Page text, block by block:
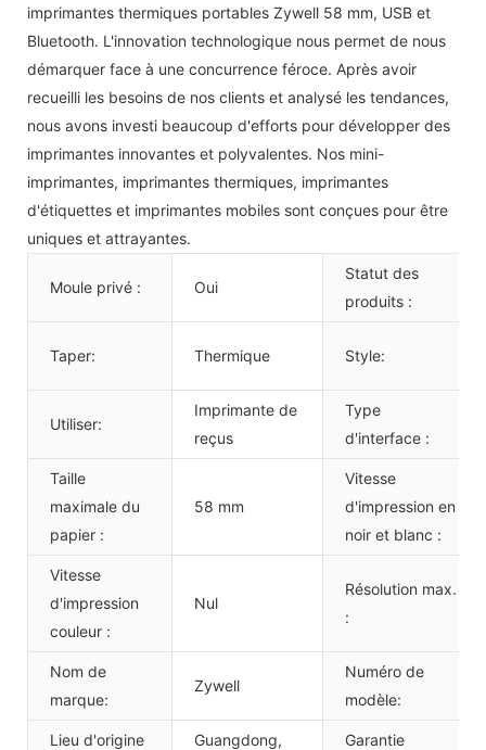
imprimantes thermiques portables Zywell 58 mm, USB et
Bluetooth. L'innovation technologique nous permet de nous
démarquer face à une concurrence féroce. Après avoir
recueilli les besoins de nos clients et analysé les tendances,
nous avons investi beaucoup d'efforts pour développer des
imprimantes innovantes et polyvalentes. Nos mini-
imprimantes, imprimantes thermiques, imprimantes
d'étiquettes et imprimantes mobiles sont conçues pour être
uniques et attrayantes.
Moule privé : Oui
Statut des
produits :
Taper: Thermique Style:
Utiliser:
Imprimante de
reçus
Type
d'interface :
Taille
maximale du
papier :
58 mm
Vitesse
d'impression en
noir et blanc :
Vitesse
d'impression
couleur :
Nul
Résolution max.
:
Nom de
marque:
Zywell
Numéro de
modèle:
Lieu d'origine
Guangdong,
Garantie